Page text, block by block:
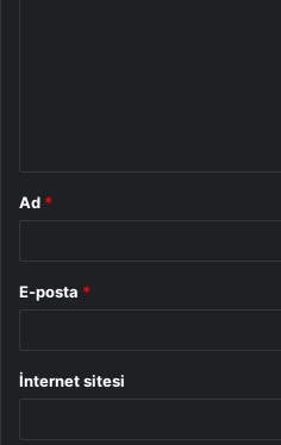
Ad *
E-posta *
İnternet sitesi